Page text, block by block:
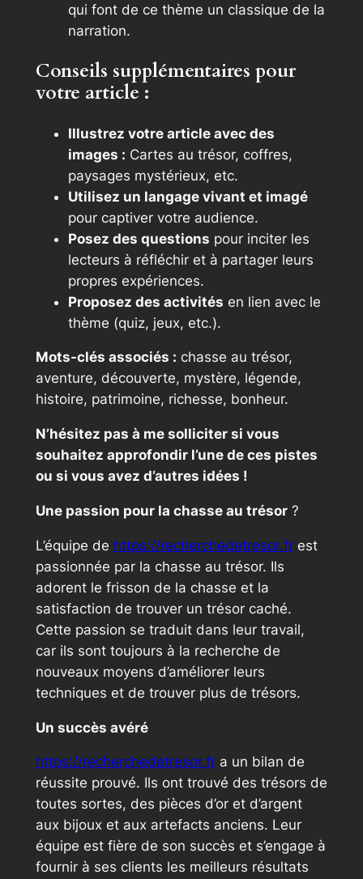
qui font de ce thème un classique de la
narration.
Conseils supplémentaires pour
votre article :
Illustrez votre article avec des
images : Cartes au trésor, coffres,
paysages mystérieux, etc.
Utilisez un langage vivant et imagé
pour captiver votre audience.
Posez des questions pour inciter les
lecteurs à réfléchir et à partager leurs
propres expériences.
Proposez des activités en lien avec le
thème (quiz, jeux, etc.).
Mots-clés associés : chasse au trésor,
aventure, découverte, mystère, légende,
histoire, patrimoine, richesse, bonheur.
N’hésitez pas à me solliciter si vous
souhaitez approfondir l’une de ces pistes
ou si vous avez d’autres idées !
Une passion pour la chasse au trésor?
L’équipe de https://recherchedetresor.frest
passionnée par la chasse au trésor. Ils
adorent le frisson de la chasse et la
satisfaction de trouver un trésor caché.
Cette passion se traduit dans leur travail,
car ils sont toujours à la recherche de
nouveaux moyens d’améliorer leurs
techniques et de trouver plus de trésors.
Un succès avéré
https://recherchedetresor.fra un bilan de
réussite prouvé. Ils ont trouvé des trésors de
toutes sortes, des pièces d’or et d’argent
aux bijoux et aux artefacts anciens. Leur
équipe est fière de son succès et s’engage à
fournir à ses clients les meilleurs résultats